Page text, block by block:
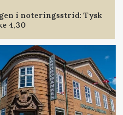
i noteringsstrid: Tysk
4,30